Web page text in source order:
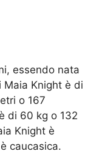
essendo nata
Maia Knight è di
o 167
di 60 kg o 132
Knight è
caucasica.